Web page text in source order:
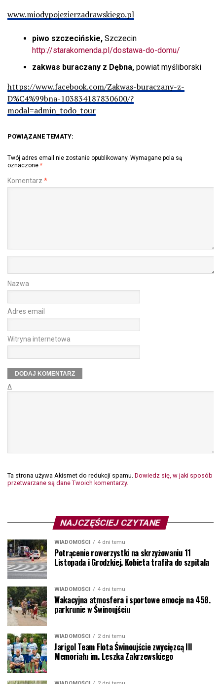
www.miodypojezierzadrawskiego.pl
piwo szczecińskie, Szczecin
http://starakomenda.pl/dostawa-do-domu/
zakwas buraczany z Dębna, powiat myśliborski
https://www.facebook.com/Zakwas-buraczany-z-
D%C4%99bna-103834187830600/?
modal=admin_todo_tour
POWIĄZANE TEMATY:
Twój adres email nie zostanie opublikowany. Wymagane pola są
oznaczone *
Komentarz *
Nazwa
Adres email
Witryna internetowa
Δ
Ta strona używa Akismet do redukcji spamu. Dowiedz się, w jaki sposób
przetwarzane są dane Twoich komentarzy.
NAJCZĘŚCIEJ CZYTANE
WIADOMOŚCI 4 dni temu
Potrącenie rowerzystki na skrzyżowaniu 11
Listopada i Grodzkiej. Kobieta trafiła do szpitala
WIADOMOŚCI 4 dni temu
Wakacyjna atmosfera i sportowe emocje na 458.
parkrunie w Świnoujściu
WIADOMOŚCI 2 dni temu
Jarigol Team Flota Świnoujście zwycięzcą III
Memoriału im. Leszka Zakrzewskiego